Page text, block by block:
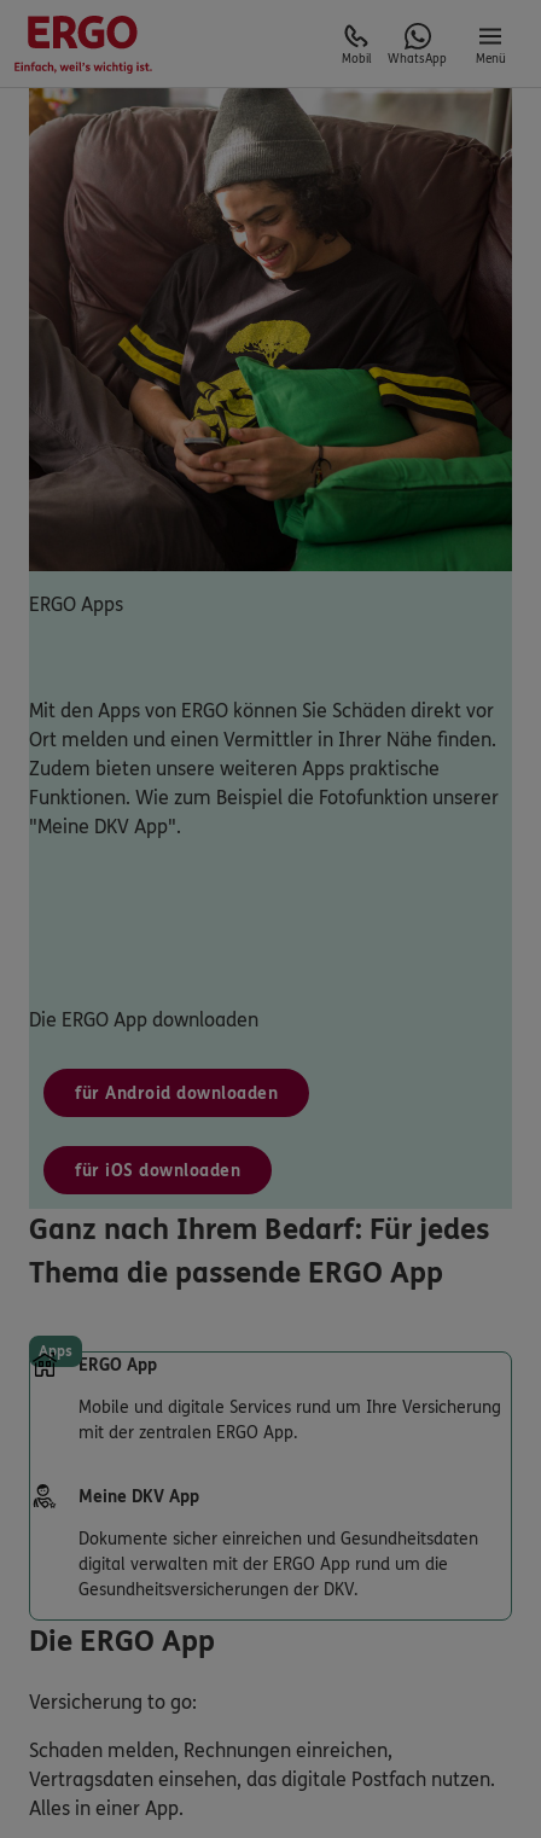
Mobil WhatsApp Menü
ERGO Apps
Mit den Apps von ERGO können Sie Schäden direkt vor
Ort melden und einen Vermittler in Ihrer Nähe finden.
Zudem bieten unsere weiteren Apps praktische
Funktionen. Wie zum Beispiel die Fotofunktion unserer
"Meine DKV App".
Die ERGO App downloaden
für Android downloaden
für iOS downloaden
Ganz nach Ihrem Bedarf: Für jedes
Thema die passende ERGO App
Apps
ERGO App
Mobile und digitale Services rund um Ihre Versicherung
mit der zentralen ERGO App.
Meine DKV App
Dokumente sicher einreichen und Gesundheitsdaten
digital verwalten mit der ERGO App rund um die
Gesundheitsversicherungen der DKV.
Die ERGO App
Versicherung to go:
Schaden melden, Rechnungen einreichen,
Vertragsdaten einsehen, das digitale Postfach nutzen.
Alles in einer App.